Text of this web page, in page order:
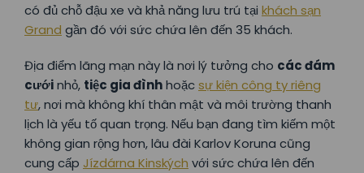
có đủ chỗ đậu xe và khả năng lưu trú tại khách sạn
Grand gần đó với sức chứa lên đến 35 khách.
Địa điểm lãng mạn này là nơi lý tưởng cho các đám
cướinhỏ, tiệc gia đìnhhoặcsự kiện công ty riêng
tư, nơi mà không khí thân mật và môi trường thanh
lịch là yếu tố quan trọng. Nếu bạn đang tìm kiếm một
không gian rộng hơn, lâu đài Karlov Koruna cũng
cung cấp Jízdárna Kinských với sức chứa lên đến